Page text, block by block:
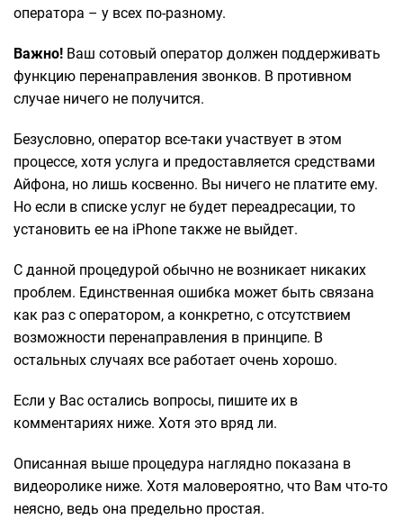
оператора – у всех по-разному.
Важно! Ваш сотовый оператор должен поддерживать
функцию перенаправления звонков. В противном
случае ничего не получится.
Безусловно, оператор все-таки участвует в этом
процессе, хотя услуга и предоставляется средствами
Айфона, но лишь косвенно. Вы ничего не платите ему.
Но если в списке услуг не будет переадресации, то
установить ее на iPhone также не выйдет.
С данной процедурой обычно не возникает никаких
проблем. Единственная ошибка может быть связана
как раз с оператором, а конкретно, с отсутствием
возможности перенаправления в принципе. В
остальных случаях все работает очень хорошо.
Если у Вас остались вопросы, пишите их в
комментариях ниже. Хотя это вряд ли.
Описанная выше процедура наглядно показана в
видеоролике ниже. Хотя маловероятно, что Вам что-то
неясно, ведь она предельно простая.